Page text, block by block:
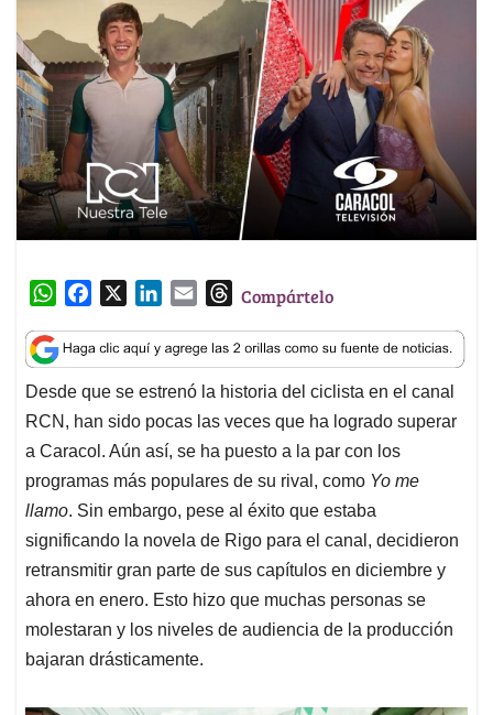
W
a
t
s
A
p
p
c
e
b
o
o
k
n
k
e
d
I
n
a
i
T
r
e
a
d
s
Compártelo
Desde que se estrenó la historia del ciclista en el canal
RCN, han sido pocas las veces que ha logrado superar
a Caracol. Aún así, se ha puesto a la par con los
programas más populares de su rival, como Yo me
llamo. Sin embargo, pese al éxito que estaba
significando la novela de Rigo para el canal, decidieron
retransmitir gran parte de sus capítulos en diciembre y
ahora en enero. Esto hizo que muchas personas se
molestaran y los niveles de audiencia de la producción
bajaran drásticamente.